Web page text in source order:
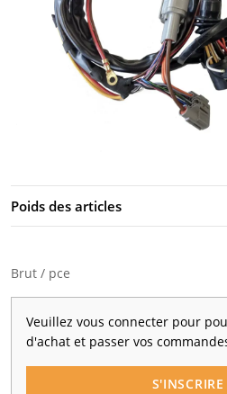
Poids des articles
Brut / pce
Veuillez vous connecter pour
d'achat et passer vos
S'INSCRIRE